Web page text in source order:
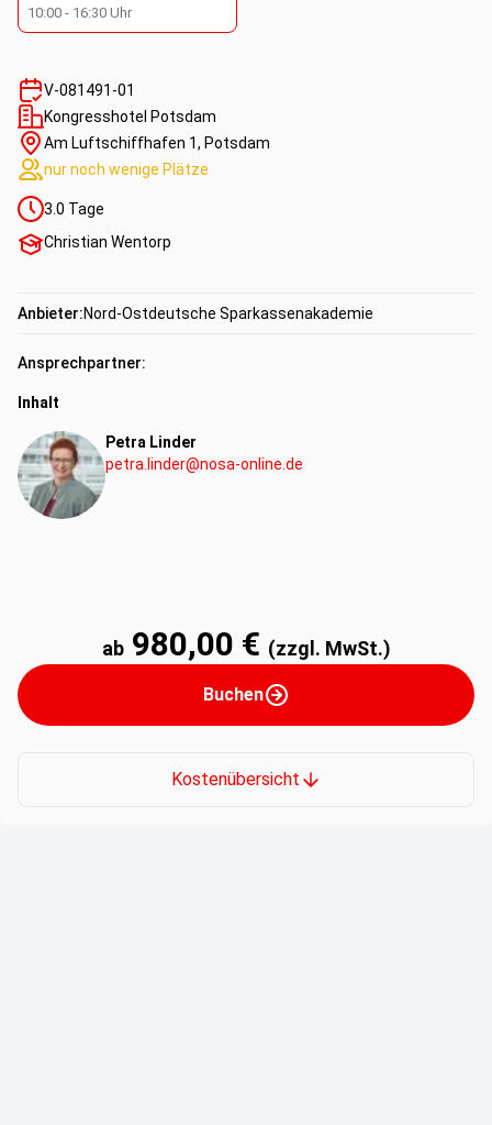
10:00 - 16:30 Uhr
V-081491-01
Kongresshotel Potsdam
Am Luftschiffhafen 1, Potsdam
nur noch wenige Plätze
3.0 Tage
Christian Wentorp
Anbieter:Nord-Ostdeutsche Sparkassenakademie
Ansprechpartner:
Inhalt
Petra Linder
petra.linder@nosa-online.de
ab 980,00 € (zzgl. MwSt.)
Buchen
Kostenübersicht